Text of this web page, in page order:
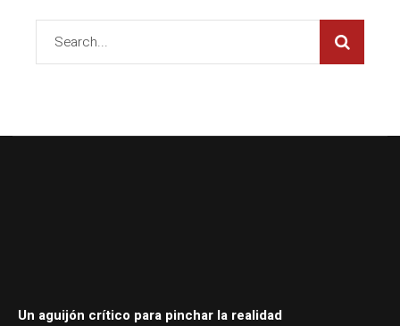
Un aguijón crítico para pinchar la realidad